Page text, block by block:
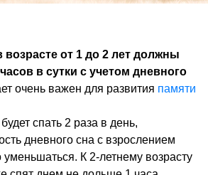
возрасте от 1 до 2 лет должны
в сутки с учетом дневного
очень важен для развития памяти
будет спать 2 раза в день,
дневного сна с взрослением
уменьшаться. К 2-летнему возрасту